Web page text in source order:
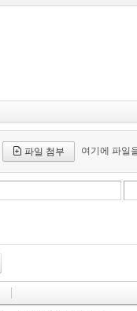
파일 첨부 여기에 파일